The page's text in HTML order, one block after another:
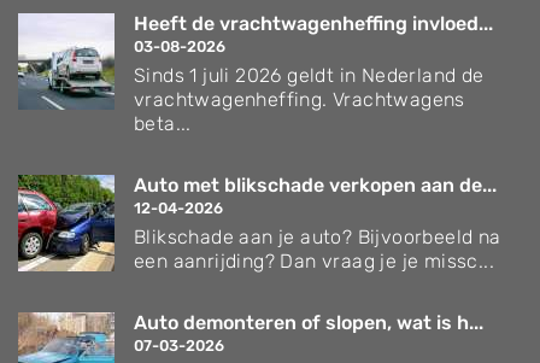
Heeft de vrachtwagenheffing invloed...
03-08-2026
Sinds 1 juli 2026 geldt in Nederland de
vrachtwagenheffing. Vrachtwagens
beta...
Auto met blikschade verkopen aan de...
12-04-2026
Blikschade aan je auto? Bijvoorbeeld na
een aanrijding? Dan vraag je je missc...
Auto demonteren of slopen, wat is h...
07-03-2026